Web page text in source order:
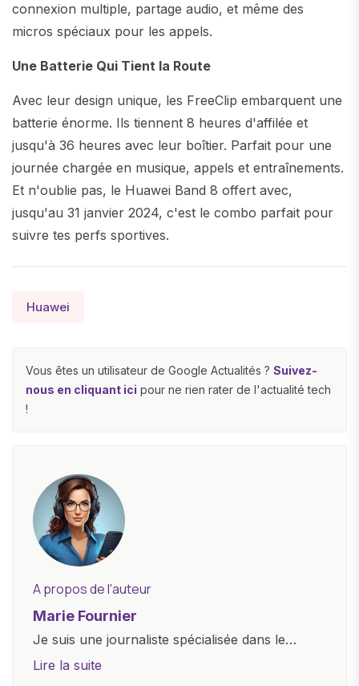
connexion multiple, partage audio, et même des
micros spéciaux pour les appels.
Une Batterie Qui Tient la Route
Avec leur design unique, les FreeClip embarquent une
batterie énorme. Ils tiennent 8 heures d'affilée et
jusqu'à 36 heures avec leur boîtier. Parfait pour une
journée chargée en musique, appels et entraînements.
Et n'oublie pas, le Huawei Band 8 offert avec,
jusqu'au 31 janvier 2024, c'est le combo parfait pour
suivre tes perfs sportives.
Huawei
Vous êtes un utilisateur de Google Actualités ? Suivez-
nous en cliquant ici pour ne rien rater de l'actualité tech
!
A propos de l'auteur
Marie Fournier
Je suis une journaliste spécialisée dans le
domaine de la technologie, travaillant pour un
Lire la suite